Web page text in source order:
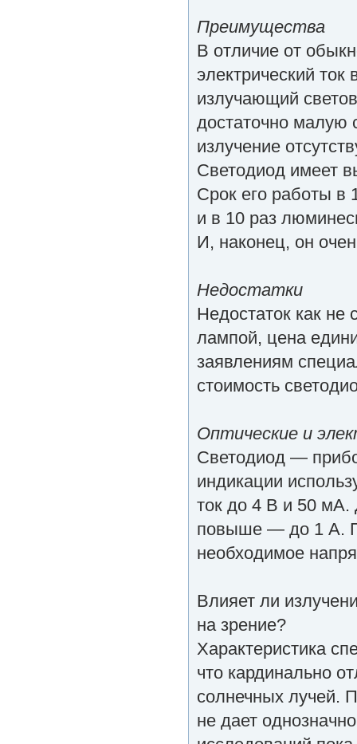
Преимущества
В отличие от
электрический ток
излучающий
достаточно малую
излучение
Светодиод имеет
Срок его работы в
и в 10 раз
И, наконец, он
Недостатки
Недостаток как
лампой, цена
заявлениям
стоимость
Оптические и
Светодиод —
индикации
ток до 4 В и 50
повыше — до 1 А.
необходимое
Влияет ли
на зрение?
Характеристика
что кардинально
солнечных лучей.
не дает